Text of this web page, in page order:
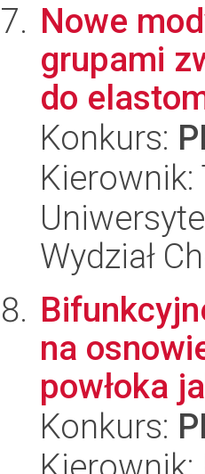
Nowe
grupami
do
Konkurs:
Wydział
na
powłoka
Konkurs: